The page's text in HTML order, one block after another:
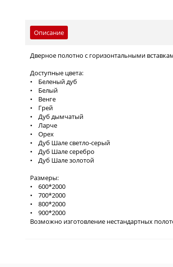
Описание
Дверное полотно с горизонтальными
Доступные цвета:
• Беленый дуб
• Белый
• Венге
• Грей
• Дуб дымчатый
• Ларче
• Орех
• Дуб Шале светло-серый
• Дуб Шале серебро
• Дуб Шале золотой
Размеры:
• 600*2000
• 700*2000
• 800*2000
• 900*2000
Возможно изготовление нестандартных